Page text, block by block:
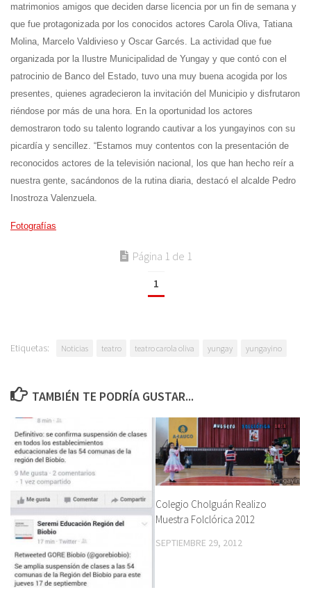
matrimonios amigos que deciden darse licencia por un fin de semana y
que fue protagonizada por los conocidos actores Carola Oliva, Tatiana
Molina, Marcelo Valdivieso y Oscar Garcés. La actividad que fue
organizada por la Ilustre Municipalidad de Yungay y que contó con el
patrocinio de Banco del Estado, tuvo una muy buena acogida por los
presentes, quienes agradecieron la invitación del Municipio y disfrutaron
riéndose por más de una hora. En la oportunidad los actores
demostraron todo su talento logrando cautivar a los yungayinos con su
picardía y sencillez. “Estamos muy contentos con la presentación de
reconocidos actores de la televisión nacional, los que han hecho reír a
nuestra gente, sacándonos de la rutina diaria, destacó el alcalde Pedro
Inostroza Valenzuela.
Fotografías
Página 1 de 1
1
Etiquetas: Noticias teatro teatro carola oliva yungay yungayino
TAMBIÉN TE PODRÍA GUSTAR...
Colegio Cholguán Realizo
Muestra Folclórica 2012
SEPTIEMBRE 29, 2012